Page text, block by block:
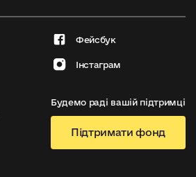
Фейсбук
Інстаграм
Будемо раді вашій підтримці
Підтримати фонд